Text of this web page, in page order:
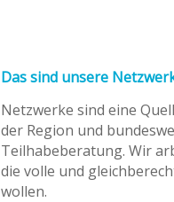
Das sind unsere
Netzwerke sind eine
der Region und
Teilhabeberatung. Wir
die volle und
wollen.